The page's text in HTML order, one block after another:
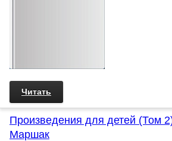
Читать
Произведения для детей (Том
Маршак